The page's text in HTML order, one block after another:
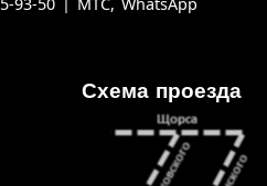
Схема проезда